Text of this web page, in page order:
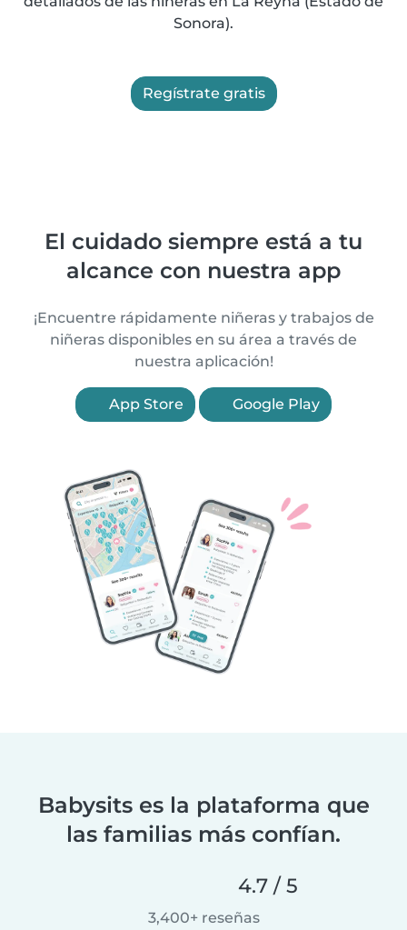
Sonora).
Regístrate gratis
El cuidado siempre está a tu
alcance con nuestra app
¡Encuentre rápidamente niñeras y trabajos de
niñeras disponibles en su área a través de
nuestra aplicación!
App Store Google Play
Babysits es la plataforma que
las familias más confían.
4.7 / 5
3,400+ reseñas